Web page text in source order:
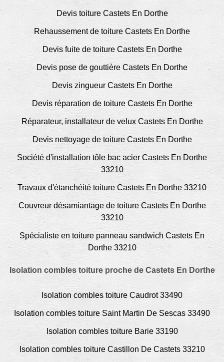
Devis toiture Castets En Dorthe
Rehaussement de toiture Castets En Dorthe
Devis fuite de toiture Castets En Dorthe
Devis pose de gouttière Castets En Dorthe
Devis zingueur Castets En Dorthe
Devis réparation de toiture Castets En Dorthe
Réparateur, installateur de velux Castets En Dorthe
Devis nettoyage de toiture Castets En Dorthe
Société d'installation tôle bac acier Castets En Dorthe
33210
Travaux d'étanchéité toiture Castets En Dorthe 33210
Couvreur désamiantage de toiture Castets En Dorthe
33210
Spécialiste en toiture panneau sandwich Castets En
Dorthe 33210
Isolation combles toiture proche de Castets En Dorthe
Isolation combles toiture Caudrot 33490
Isolation combles toiture Saint Martin De Sescas 33490
Isolation combles toiture Barie 33190
Isolation combles toiture Castillon De Castets 33210